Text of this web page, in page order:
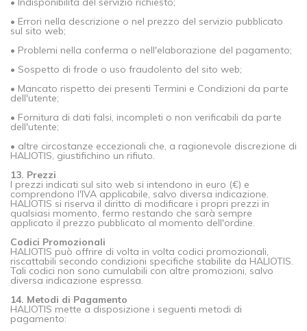
• Errori nella descrizione o nel prezzo del servizio pubblicato
sul sito web;
• Problemi nella conferma o nell'elaborazione del pagamento;
• Sospetto di frode o uso fraudolento del sito web;
• Mancato rispetto dei presenti Termini e Condizioni da parte
dell'utente;
• Fornitura di dati falsi, incompleti o non verificabili da parte
dell'utente;
• altre circostanze eccezionali che, a ragionevole discrezione di
HALIOTIS, giustifichino un rifiuto.
13. Prezzi
I prezzi indicati sul sito web si intendono in euro (€) e
comprendono l'IVA applicabile, salvo diversa indicazione.
HALIOTIS si riserva il diritto di modificare i propri prezzi in
qualsiasi momento, fermo restando che sarà sempre
applicato il prezzo pubblicato al momento dell'ordine.
Codici Promozionali
HALIOTIS può offrire di volta in volta codici promozionali,
riscattabili secondo condizioni specifiche stabilite da HALIOTIS.
Tali codici non sono cumulabili con altre promozioni, salvo
diversa indicazione espressa.
14. Metodi di Pagamento
HALIOTIS mette a disposizione i seguenti metodi di
pagamento: